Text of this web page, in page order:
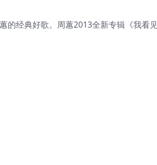
的经典好歌。周蕙2013全新专辑《我看